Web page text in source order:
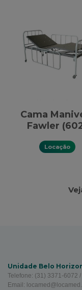
Cama
Fawler
Locação
Unidade Belo
Telefone: (31) 3371-6072
Email: